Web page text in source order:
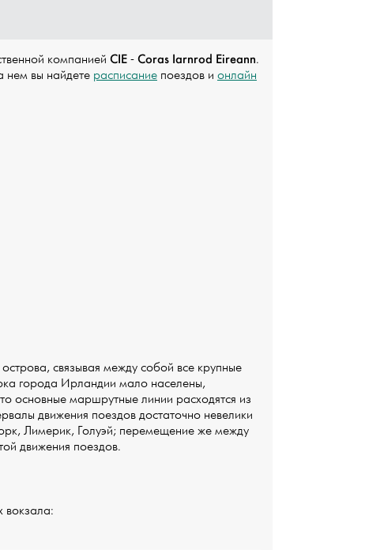
компанией CIE- Coras Iarnrod Eireann.
нем вы найдете расписаниепоездов и онлайн
связывая между собой все крупные
города Ирландии мало населены,
основные маршрутные линии расходятся из
движения поездов достаточно невелики
Лимерик, Голуэй; перемещение же между
движения поездов.
вокзала: